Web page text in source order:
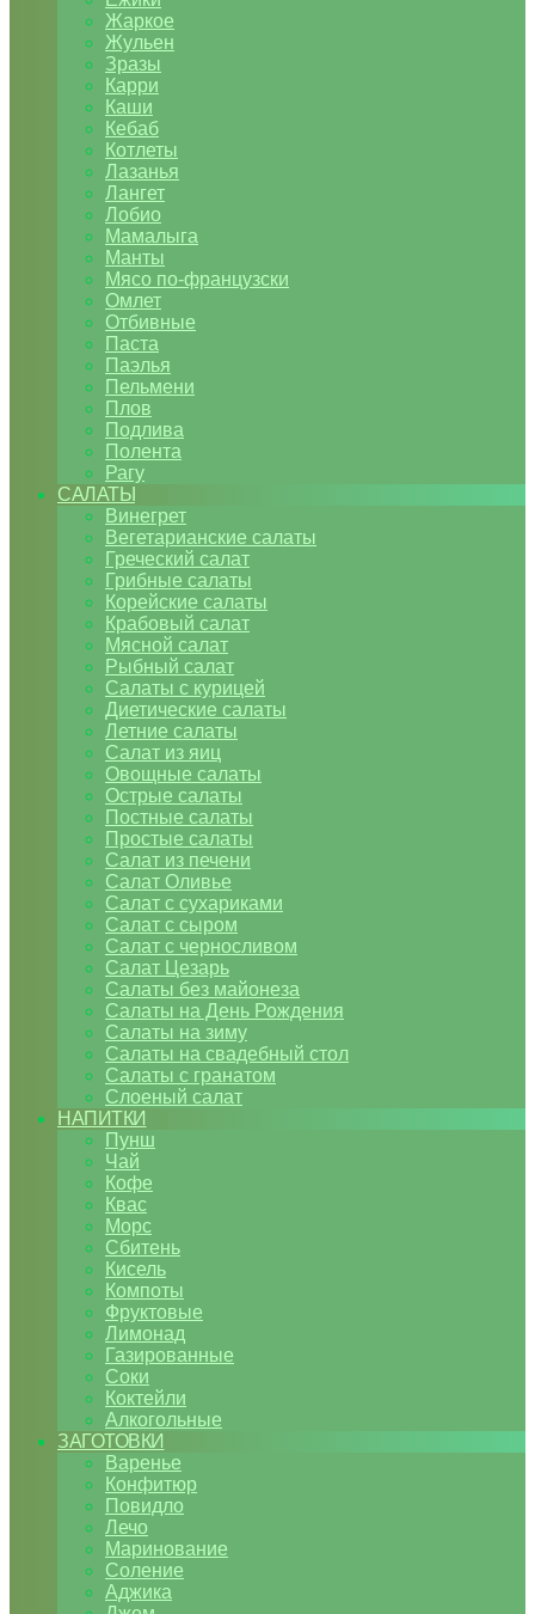
Жаркое
Жульен
Зразы
Карри
Каши
Кебаб
Котлеты
Лазанья
Лангет
Лобио
Мамалыга
Манты
Мясо по-французски
Омлет
Отбивные
Паста
Паэлья
Пельмени
Плов
Подлива
Полента
Рагу
САЛАТЫ
Винегрет
Вегетарианские салаты
Греческий салат
Грибные салаты
Корейские салаты
Крабовый салат
Мясной салат
Рыбный салат
Салаты с курицей
Диетические салаты
Летние салаты
Салат из яиц
Овощные салаты
Острые салаты
Постные салаты
Простые салаты
Салат из печени
Салат Оливье
Салат с сухариками
Салат с сыром
Салат с черносливом
Салат Цезарь
Салаты без майонеза
Салаты на День Рождения
Салаты на зиму
Салаты на свадебный стол
Салаты с гранатом
Слоеный салат
НАПИТКИ
Пунш
Чай
Кофе
Квас
Морс
Сбитень
Кисель
Компоты
Фруктовые
Лимонад
Газированные
Соки
Коктейли
Алкогольные
ЗАГОТОВКИ
Варенье
Конфитюр
Повидло
Лечо
Маринование
Соление
Аджика